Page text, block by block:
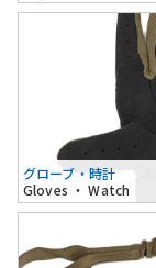
グローブ・時計
Gloves ・ Watch